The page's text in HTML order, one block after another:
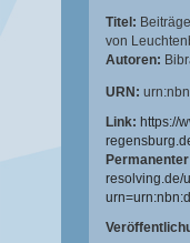
Titel:
von
Autoren:
URN:
Link: https://
resolving.de/